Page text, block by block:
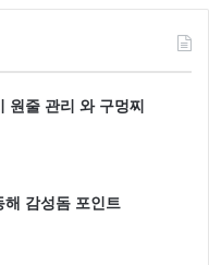
원줄 관리 와 구멍찌
해 감성돔 포인트